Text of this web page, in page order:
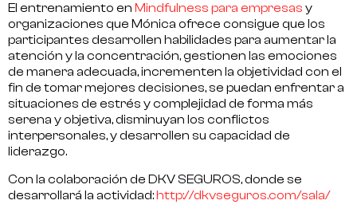
El entrenamiento en Mindfulness para empresas y
organizaciones que Mónica ofrece consigue que los
participantes desarrollen habilidades para aumentar la
atención y la concentración, gestionen las emociones
de manera adecuada, incrementen la objetividad con el
fin de tomarmejores decisiones, se puedan enfrentar a
situaciones de estrés y complejidad de forma más
serena y objetiva, disminuyan los conflictos
interpersonales, ydesarrollen su capacidad de
liderazgo.
Con la colaboración de DKV SEGUROS, donde se
desarrollará la actividad:http://dkvseguros.com/sala/